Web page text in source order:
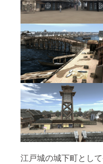
江戸城の城下町とし